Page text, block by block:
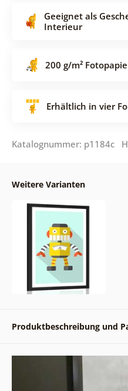
Geeignet als
Interieur
200 g/m²
Erhältlich in vier
Katalognummer: p1184c
Weitere Varianten
Produktbeschreibung und